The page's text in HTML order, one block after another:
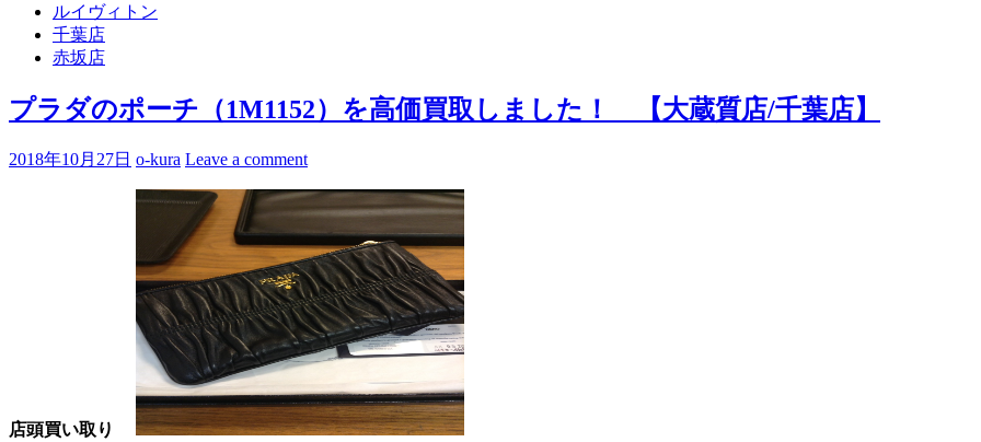
ルイヴィトン
千葉店
赤坂店
プラダのポーチ（1M1152）を高価買取しました！ 【大蔵質店/千葉店】
2018年10月27日 o-kura Leave a comment
店頭買い取り